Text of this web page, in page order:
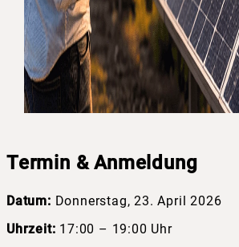
Termin & Anmeldung
Datum: Donnerstag, 23. April 2026
Uhrzeit: 17:00 – 19:00 Uhr